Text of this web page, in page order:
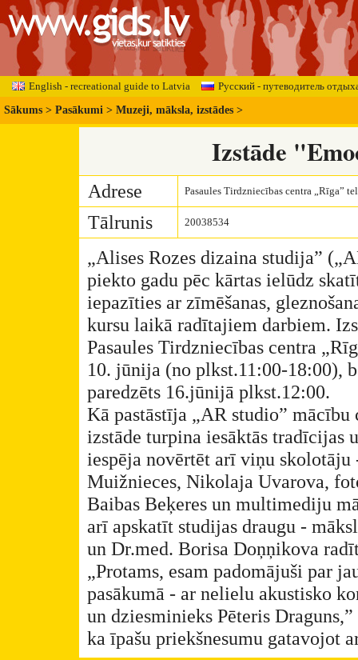
English - recreational guide to Latvia Русский - путеводитель
Sākums > Pasākumi > Muzeji, māksla, izstādes >
Izstāde
Adrese Pasaules Tirdzniecības centra „Rīga”
Tālrunis 20038534
„Alises Rozes dizaina studija”
piekto gadu pēc kārtas ielūdz
iepazīties ar zīmēšanas,
kursu laikā radītajiem darbiem.
Pasaules Tirdzniecības centra
10. jūnija (no plkst.11:00-18:00),
paredzēts 16.jūnijā plkst.12:00.
Kā pastāstīja „AR studio”
izstāde turpina iesāktās tradīcijas
iespēja novērtēt arī viņu
Muižnieces, Nikolaja Uvarova,
Baibas Beķeres un multimediju
arī apskatīt studijas draugu -
un Dr.med. Borisa Doņņikova
„Protams, esam padomājuši par
pasākumā - ar nelielu akustisko
un dziesminieks Pēteris
ka īpašu priekšnesumu gatavojot